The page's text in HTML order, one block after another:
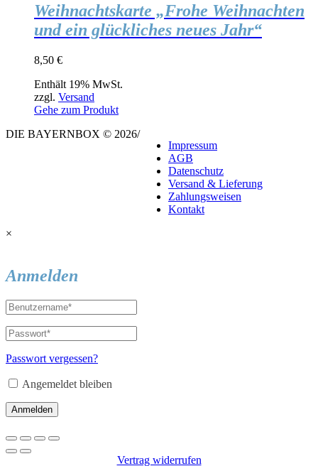
Weihnachtskarte „Frohe Weihnachten
und ein glückliches neues Jahr“
8,50 €
Enthält 19% MwSt.
zzgl. Versand
Gehe zum Produkt
DIE BAYERNBOX © 2026/
Impressum
AGB
Datenschutz
Versand & Lieferung
Zahlungsweisen
Kontakt
×
Anmelden
Passwort vergessen?
Angemeldet bleiben
Anmelden
Vertrag widerrufen